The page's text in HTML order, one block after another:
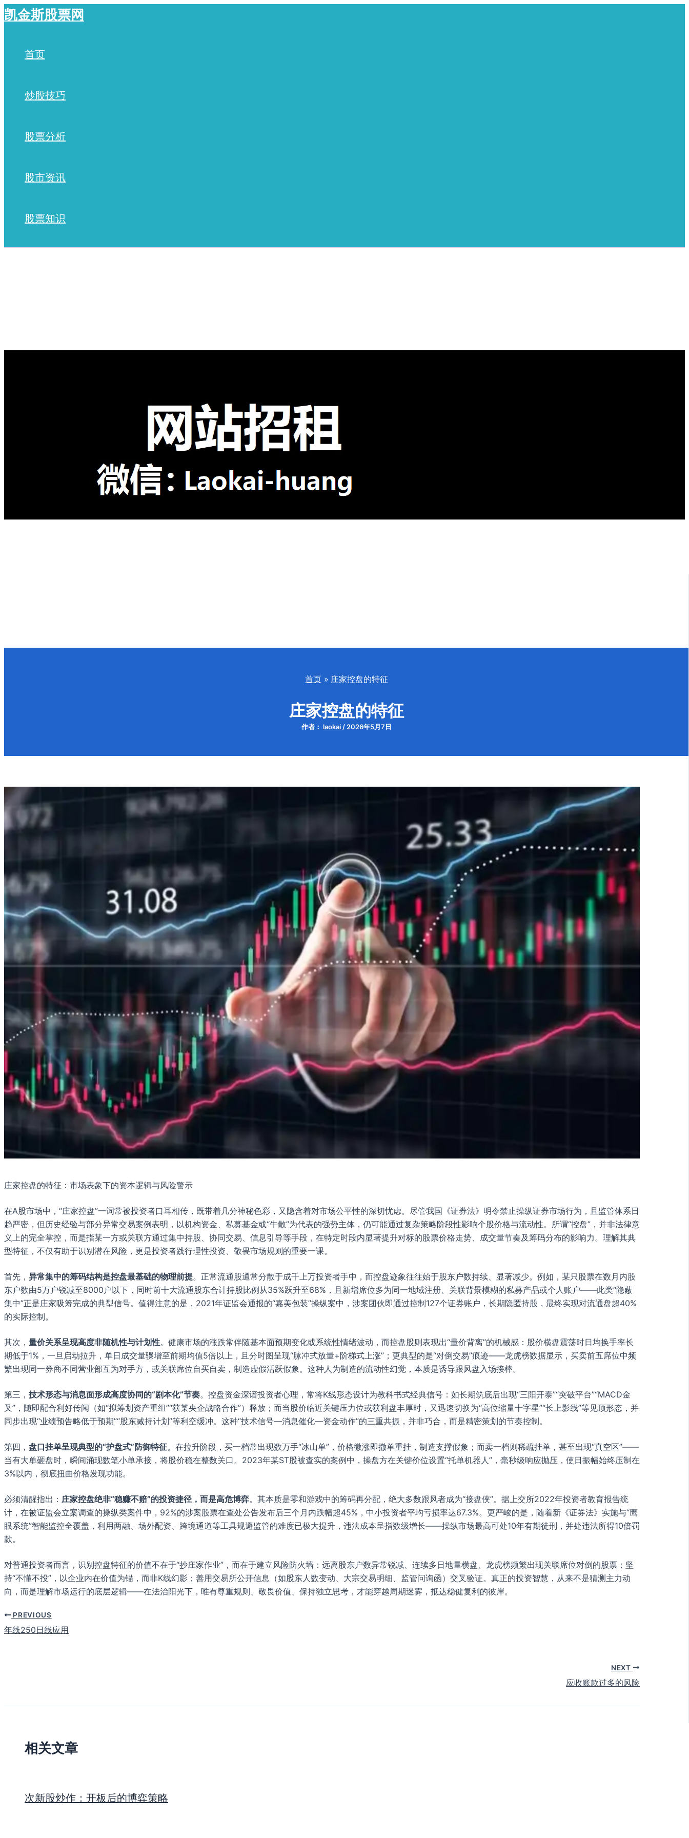
跳
至
凯金斯股票网
首页
炒股技巧
股票分析
股市资讯
股票知识
首页 庄家控盘的特征
庄家控盘的特征
作者： laokai / 2026年5月7日
庄家控盘的特征：市场表象下的资本逻辑与风险警示
在A股市场中，“庄家控盘”一词常被投资者口耳相传，既带着几分神秘色彩，又隐含着对市场公平性的深切忧虑。尽管我国《证券法》明令禁止操纵证券市场行为，且监管体系日
趋严密，但历史经验与部分异常交易案例表明，以机构资金、私募基金或“牛散”为代表的强势主体，仍可能通过复杂策略阶段性影响个股价格与流动性。所谓“控盘”，并非法律意
义上的完全掌控，而是指某一方或关联方通过集中持股、协同交易、信息引导等手段，在特定时段内显著提升对标的股票价格走势、成交量节奏及筹码分布的影响力。理解其典
型特征，不仅有助于识别潜在风险，更是投资者践行理性投资、敬畏市场规则的重要一课。
首先， 异常集中的筹码结构是控盘最基础的物理前提。正常流通股通常分散于成千上万投资者手中，而控盘迹象往往始于股东户数持续、显著减少。例如，某只股票在数月内股
东户数由5万户锐减至8000户以下，同时前十大流通股东合计持股比例从35%跃升至68%，且新增席位多为同一地域注册、关联背景模糊的私募产品或个人账户——此类“隐蔽
集中”正是庄家吸筹完成的典型信号。值得注意的是，2021年证监会通报的“嘉美包装”操纵案中，涉案团伙即通过控制127个证券账户，长期隐匿持股，最终实现对流通盘超40%
的实际控制。
其次， 量价关系呈现高度非随机性与计划性。健康市场的涨跌常伴随基本面预期变化或系统性情绪波动，而控盘股则表现出“量价背离”的机械感：股价横盘震荡时日均换手率长
期低于1%，一旦启动拉升，单日成交量骤增至前期均值5倍以上，且分时图呈现“脉冲式放量+阶梯式上涨”；更典型的是“对倒交易”痕迹——龙虎榜数据显示，买卖前五席位中频
繁出现同一券商不同营业部互为对手方，或关联席位自买自卖，制造虚假活跃假象。这种人为制造的流动性幻觉，本质是诱导跟风盘入场接棒。
第三， 技术形态与消息面形成高度协同的“剧本化”节奏。控盘资金深谙投资者心理，常将K线形态设计为教科书式经典信号：如长期筑底后出现“三阳开泰”“突破平台”“MACD金
叉”，随即配合利好传闻（如“拟筹划资产重组”“获某央企战略合作”）释放；而当股价临近关键压力位或获利盘丰厚时，又迅速切换为“高位缩量十字星”“长上影线”等见顶形态，并
同步出现“业绩预告略低于预期”“股东减持计划”等利空缓冲。这种“技术信号—消息催化—资金动作”的三重共振，并非巧合，而是精密策划的节奏控制。
第四， 盘口挂单呈现典型的“护盘式”防御特征。在拉升阶段，买一档常出现数万手“冰山单”，价格微涨即撤单重挂，制造支撑假象；而卖一档则稀疏挂单，甚至出现“真空区”——
当有大单砸盘时，瞬间涌现数笔小单承接，将股价稳在整数关口。2023年某ST股被查实的案例中，操盘方在关键价位设置“托单机器人”，毫秒级响应抛压，使日振幅始终压制在
3%以内，彻底扭曲价格发现功能。
必须清醒指出： 庄家控盘绝非“稳赚不赔”的投资捷径，而是高危博弈。其本质是零和游戏中的筹码再分配，绝大多数跟风者成为“接盘侠”。据上交所2022年投资者教育报告统
计，在被证监会立案调查的操纵类案件中，92%的涉案股票在查处公告发布后三个月内跌幅超45%，中小投资者平均亏损率达67.3%。更严峻的是，随着新《证券法》实施与“鹰
眼系统”智能监控全覆盖，利用两融、场外配资、跨境通道等工具规避监管的难度已极大提升，违法成本呈指数级增长——操纵市场最高可处10年有期徒刑，并处违法所得10倍罚
款。
对普通投资者而言，识别控盘特征的价值不在于“抄庄家作业”，而在于建立风险防火墙：远离股东户数异常锐减、连续多日地量横盘、龙虎榜频繁出现关联席位对倒的股票；坚
持“不懂不投”，以企业内在价值为锚，而非K线幻影；善用交易所公开信息（如股东人数变动、大宗交易明细、监管问询函）交叉验证。真正的投资智慧，从来不是猜测主力动
向，而是理解市场运行的底层逻辑——在法治阳光下，唯有尊重规则、敬畏价值、保持独立思考，才能穿越周期迷雾，抵达稳健复利的彼岸。
PREVIOUS
年线250日线应用
NEXT
应收账款过多的风险
相关文章
次新股炒作：开板后的博弈策略